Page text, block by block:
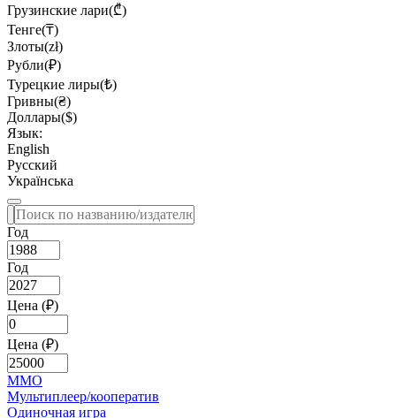
Грузинские лари(₾)
Тенге(₸)
Злоты(zł)
Рубли(₽)
Турецкие лиры(₺)
Гривны(₴)
Доллары($)
Язык:
English
Русский
Українська
Год
Год
Цена (₽)
Цена (₽)
MMO
Мультиплеер/кооператив
Одиночная игра